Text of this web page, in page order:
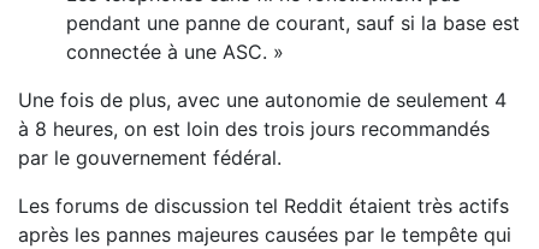
pendant une panne de courant, sauf si la base est
connectée à une ASC. »
Une fois de plus, avec une autonomie de seulement 4
à 8 heures, on est loin des trois jours recommandés
par le gouvernement fédéral.
Les forums de discussion tel Reddit étaient très actifs
après les pannes majeures causées par le tempête qui